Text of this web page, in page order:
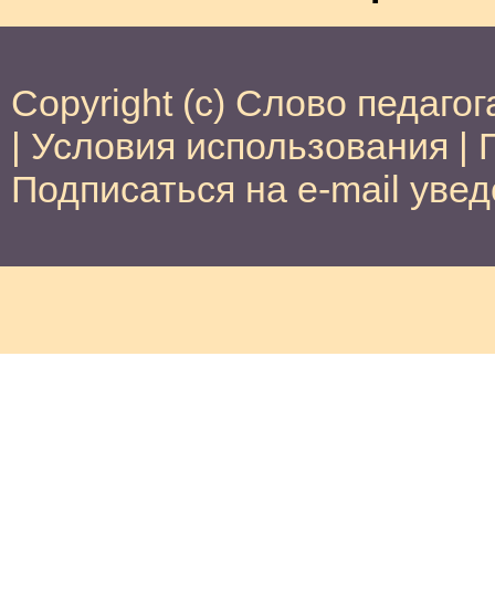
Copyright (c) Слово
| Условия использования |
Подписаться на e-mail